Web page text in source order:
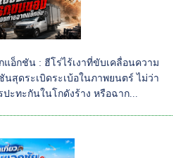
แอ็กชัน : ฮีโร่ไร้เงาที่ขับเคลื่อนความ
นสุดระเบิดระเบ้อในภาพยนตร์ ไม่ว่า
ะทะกันในโกดังร้าง หรือฉาก...